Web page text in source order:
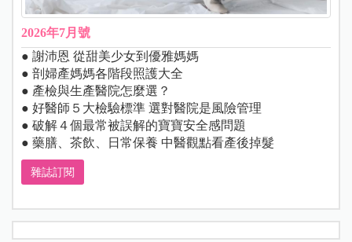
2026年7月號
● 謝沛恩 從甜美少女到優雅媽媽
● 剖婦產媽媽各階段照護大全
● 產檢與生產醫院怎麼選？
● 好醫師５大檢驗標準 選對醫院是風險管理
● 破解４個最常被誤解的寶寶安全感問題
● 藥膳、茶飲、日常保養 中醫觀點看產後掉髮
雜誌訂閱